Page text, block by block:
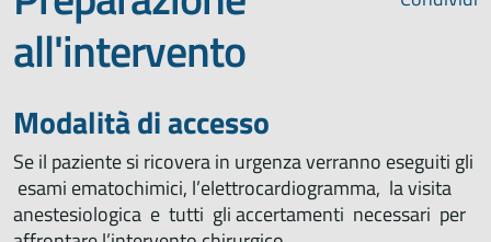
all'intervento
Modalità di accesso
Se il paziente si ricovera in urgenza verranno eseguiti gli
esami ematochimici, l’elettrocardiogramma, la visita
anestesiologica e tutti gli accertamenti necessari per